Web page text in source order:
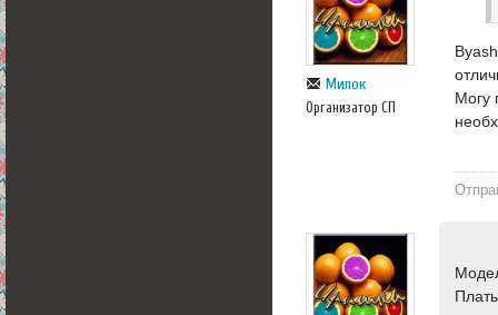
Милок
Организатор СП
Могу